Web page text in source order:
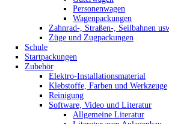
Personenwagen
Wagenpackungen
Zahnrad-, Straßen-, Seilbahnen
Züge und Zugpackungen
Schule
Startpackungen
Zubehör
Elektro-Installationsmaterial
Klebstoffe, Farben und Werkzeuge
Reinigung
Software, Video und Literatur
Allgemeine Literatur